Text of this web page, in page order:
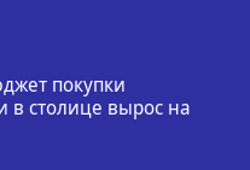
покупки
в столице вырос на